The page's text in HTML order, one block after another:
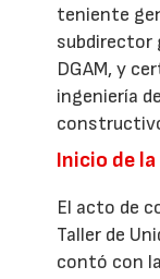
teniente
subdirector
DGAM, y
ingeniería
Inicio de
El acto de
Taller de
contó con